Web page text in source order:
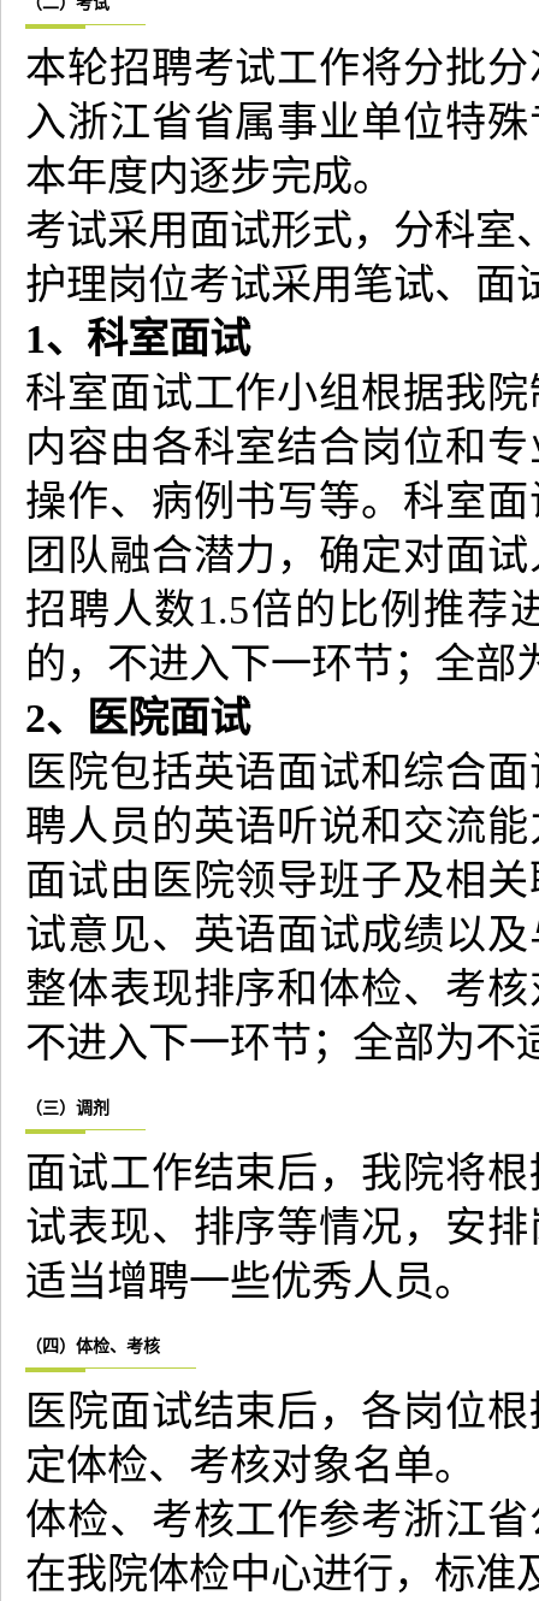
本轮招聘考试工作将分批
入浙江省省属事业单位特
本年度内逐步完成。
考试采用面试形式，分科室
护理岗位考试采用笔试、面
1、科室面试
科室面试工作小组根据我
内容由各科室结合岗位和
操作、病例书写等。科室
团队融合潜力，确定对面
招聘人数1.5倍的比例推荐
的，不进入下一环节；全部
2、医院面试
医院包括英语面试和综合
聘人员的英语听说和交流
面试由医院领导班子及相
试意见、英语面试成绩以
整体表现排序和体检、考
不进入下一环节；全部为不
（三）调剂
面试工作结束后，我院将
试表现、排序等情况，安
适当增聘一些优秀人员。
（四）体检、考核
医院面试结束后，各岗位
定体检、考核对象名单。
体检、考核工作参考浙江
在我院体检中心进行，标准